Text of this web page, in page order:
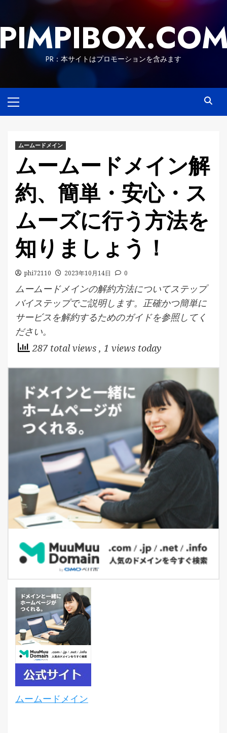
content
PR：本サイトはプロモーションを含みます
Menu
ムームードメイン
ムームードメイン解
約、簡単・安心・ス
ムーズに行う方法を
知りましょう！
phi72110 2023年10月14日 0
ムームードメインの解約方法についてステップ
バイステップでご説明します。正確かつ簡単に
サービスを解約するためのガイドを参照してく
ださい。
287 total views , 1 views today
ムームードメイン